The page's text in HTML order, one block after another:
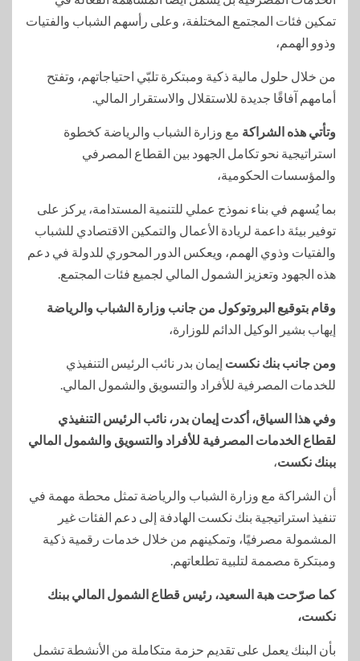
تمكين فئات المجتمع المختلفة، وعلى رأسهم الشباب والفتيات
وذوو الهمم،
من خلال حلول مالية ذكية ومبتكرة تلبّي احتياجاتهم، وتفتح
أمامهم آفاقًا جديدة للاستقلال والاستقرار المالي.
وتأتي هذه الشراكة مع وزارة الشباب والرياضة كخطوة
استراتيجية نحو تكامل الجهود بين القطاع المصرفي
والمؤسسات الحكومية،
بما يُسهم في بناء نموذج عملي للتنمية المستدامة، يركز على
توفير بيئة داعمة لريادة الأعمال والتمكين الاقتصادي للشباب
والفتيات وذوي الهمم، ويعكس الدور المحوري للدولة في دعم
هذه الجهود وتعزيز الشمول المالي لجميع فئات المجتمع.
وقام بتوقيع البروتوكول من جانب وزارة الشباب والرياضة
إيهاب بشير الوكيل الدائم للوزارة،
ومن جانب بنك نكست إيمان بدر نائب الرئيس التنفيذي
للخدمات المصرفية للأفراد والتسويق والشمول المالي.
وفي هذا السياق، أكدت إيمان بدر، نائب الرئيس التنفيذي
لقطاع الخدمات المصرفية للأفراد والتسويق والشمول المالي
ببنك نكست،
أن الشراكة مع وزارة الشباب والرياضة تمثل محطة مهمة في
تنفيذ استراتيجية بنك نكست الهادفة إلى دعم الفئات غير
المشمولة مصرفيًا، وتمكينهم من خلال خدمات رقمية ذكية
ومبتكرة مصممة لتلبية تطلعاتهم.
كما صرّحت هبة السعيد، رئيس قطاع الشمول المالي ببنك
نكست،
بأن البنك يعمل على تقديم حزمة متكاملة من الأنشطة تشمل